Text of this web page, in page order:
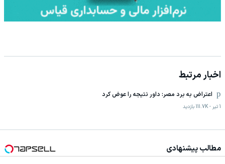
اخبار مرتبط
اعتراض به برد مصر: داور نتیجه را عوض کرد
1 تیر -
111.7K بازدید
مطالب پیشنهادی